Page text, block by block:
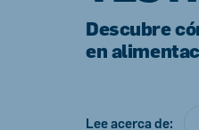
Descubre
en
Lee acerca de:
Netherlands
Czech